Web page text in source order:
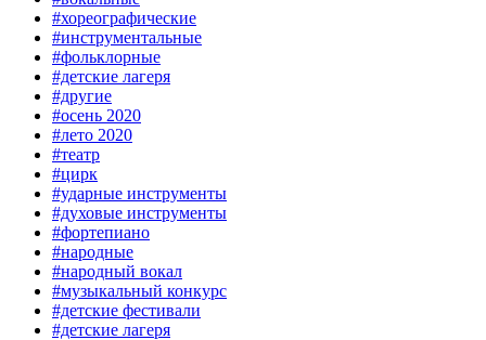
#хореографические
#инструментальные
#фольклорные
#детские лагеря
#другие
#осень 2020
#лето 2020
#театр
#цирк
#ударные инструменты
#духовые инструменты
#фортепиано
#народные
#народный вокал
#музыкальный конкурс
#детские фестивали
#детские лагеря